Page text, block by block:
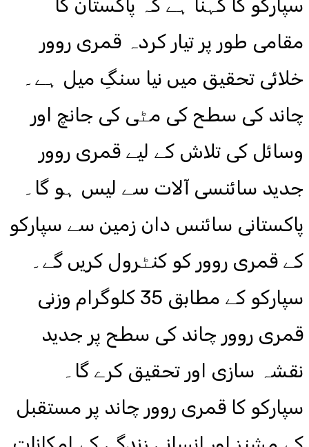
سپارکو کا کہنا ہے کہ پاکستان کا
مقامی طور پر تیار کردہ قمری روور
خلائی تحقیق میں نیا سنگِ میل ہے۔
چاند کی سطح کی مٹی کی جانچ اور
وسائل کی تلاش کے لیے قمری روور
جدید سائنسی آلات سے لیس ہو گا۔
پاکستانی سائنس دان زمین سے سپارکو
کے قمری روور کو کنٹرول کریں گے۔
سپارکو کے مطابق 35 کلوگرام وزنی
قمری روور چاند کی سطح پر جدید
نقشہ سازی اور تحقیق کرے گا۔
سپارکو کا قمری روور چاند پر مستقبل